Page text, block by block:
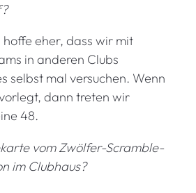
hoffe eher, dass wir mit
in anderen Clubs
selbst mal versuchen. Wenn
dann treten wir
48.
vom Zwölfer-Scramble-
im Clubhaus?